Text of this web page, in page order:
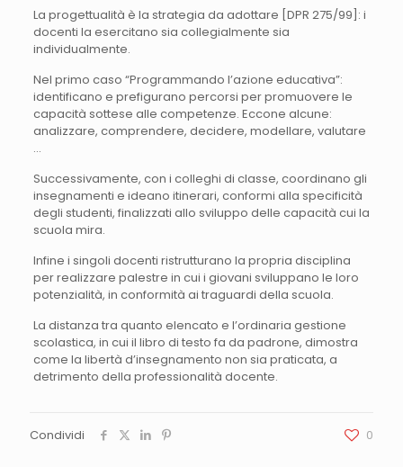
La progettualità è la strategia da adottare [DPR 275/99]: i
docenti la esercitano sia collegialmente sia
individualmente.
Nel primo caso “Programmando l’azione educativa”:
identificano e prefigurano percorsi per promuovere le
capacità sottese alle competenze. Eccone alcune:
analizzare, comprendere, decidere, modellare, valutare
…
Successivamente, con i colleghi di classe, coordinano gli
insegnamenti e ideano itinerari, conformi alla specificità
degli studenti, finalizzati allo sviluppo delle capacità cui la
scuola mira.
Infine i singoli docenti ristrutturano la propria disciplina
per realizzare palestre in cui i giovani sviluppano le loro
potenzialità, in conformità ai traguardi della scuola.
La distanza tra quanto elencato e l’ordinaria gestione
scolastica, in cui il libro di testo fa da padrone, dimostra
come la libertà d’insegnamento non sia praticata, a
detrimento della professionalità docente.
Condividi 0